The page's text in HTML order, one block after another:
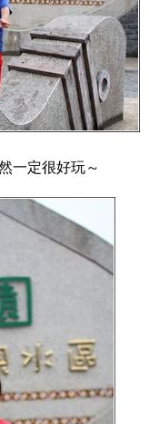
一定很好玩～